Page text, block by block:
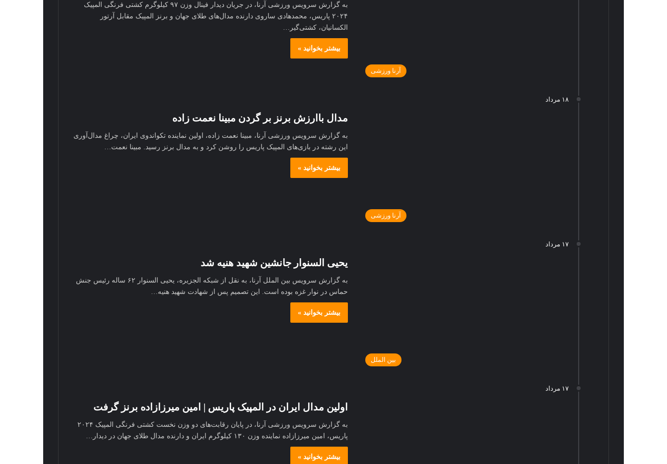
آرنا ورزشی
به گزارش سرویس ورزشی آرنا، در جریان دیدار فینال وزن ۹۷ کیلوگرم کشتی فرنگی المپیک
۲۰۲۴ پاریس، محمدهادی ساروی دارنده مدال‌های طلای جهان و برنز المپیک مقابل آرتور
الکسانیان، کشتی‌گیر…
بیشتر بخوانید »
۱۸ مرداد
آرنا ورزشی
مدال باارزش برنز بر گردن مبینا نعمت‌ زاده
به گزارش سرویس ورزشی آرنا، مبینا نعمت‌ زاده، اولین نماینده تکواندوی ایران، چراغ مدال‌آوری
این رشته در بازی‌های المپیک پاریس را روشن کرد و به مدال برنز رسید. مبینا نعمت‌…
بیشتر بخوانید »
۱۷ مرداد
بین الملل
یحیی السنوار جانشین شهید هنیه شد
به گزارش سرویس بین الملل آرنا، به نقل از شبکه الجزیره، یحیی السنوار ۶۲ ساله رئیس جنش
حماس در نوار غزه بوده است. این تصمیم پس از شهادت شهید هنیه…
بیشتر بخوانید »
۱۷ مرداد
اولین مدال ایران در المپیک پاریس | امین میرزازاده برنز گرفت
به گزارش سرویس ورزشی آرنا، در پایان رقابت‌های دو وزن نخست کشتی فرنگی المپیک ۲۰۲۴
پاریس، امین میرزازاده نماینده وزن ۱۳۰ کیلوگرم ایران و دارنده مدال طلای جهان در دیدار…
بیشتر بخوانید »